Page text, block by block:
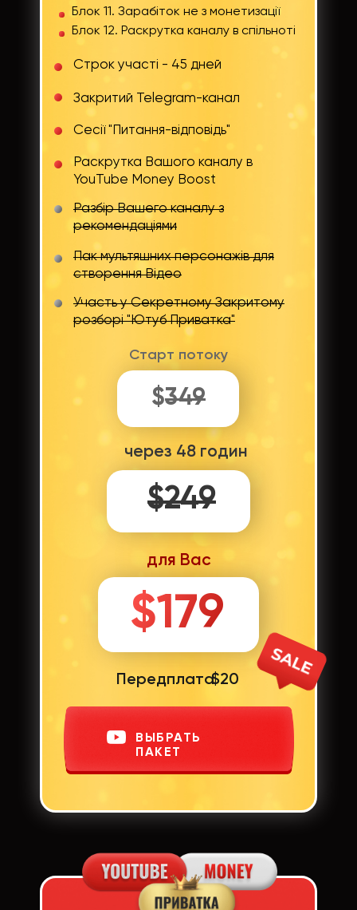
Передплата$20
ВЫБРАТЬ
ПАКЕТ
$249
Блок 11. Зарабіток не з монетизації
Блок 12. Раскрутка каналу в спільноті
Пак мультяшних персонажів для
створення Відео
Строк участі - 45 дней
через 48 годин
Участь у Секретному Закритому
розборі "Ютуб Приватка"
Разбір Вашего каналу з
рекомендаціями
Раскрутка Вашого каналу в
YouTube Money Boost
Сесії "Питання-відповідь"
Закритий Telegram-канал
Старт потоку
$349
$179
для Вас